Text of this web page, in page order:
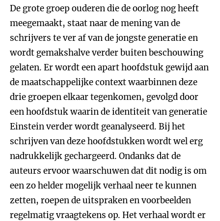
De grote groep ouderen die de oorlog nog heeft
meegemaakt, staat naar de mening van de
schrijvers te ver af van de jongste generatie en
wordt gemakshalve verder buiten beschouwing
gelaten. Er wordt een apart hoofdstuk gewijd aan
de maatschappelijke context waarbinnen deze
drie groepen elkaar tegenkomen, gevolgd door
een hoofdstuk waarin de identiteit van generatie
Einstein verder wordt geanalyseerd. Bij het
schrijven van deze hoofdstukken wordt wel erg
nadrukkelijk gechargeerd. Ondanks dat de
auteurs ervoor waarschuwen dat dit nodig is om
een zo helder mogelijk verhaal neer te kunnen
zetten, roepen de uitspraken en voorbeelden
regelmatig vraagtekens op. Het verhaal wordt er